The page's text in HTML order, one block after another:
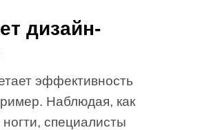
дизайн-
эффективность
Наблюдая, как
специалисты